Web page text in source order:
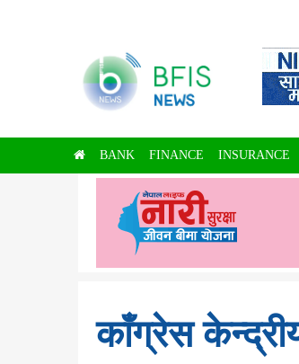
BANK FINANCE INSURANCE
काँग्रेस